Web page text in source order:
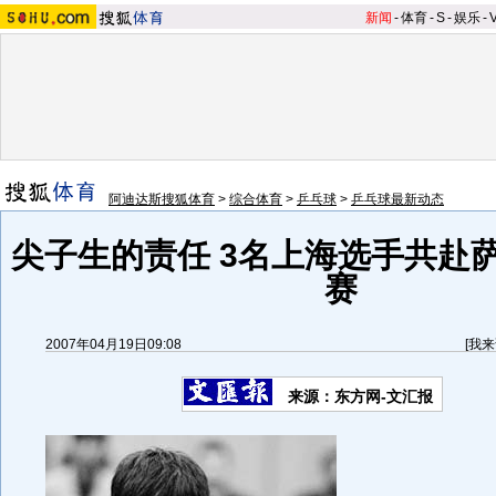
新闻 -体育-S-娱乐-
阿迪达斯搜狐体育 > 综合体育 > 乒乓球 > 乒乓球最新动态
尖子生的责任 3名上海选手共赴
赛
2007年04月19日09:08 [我
来源：东方网-文汇报